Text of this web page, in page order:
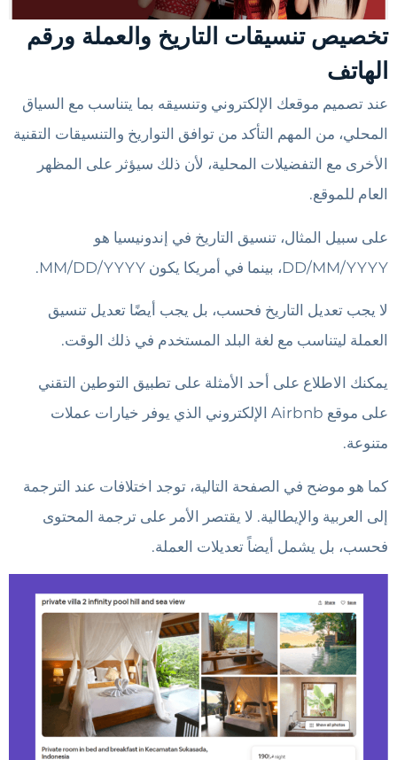
تخصيص تنسيقات التاريخ والعملة ورقم
الهاتف
عند تصميم موقعك الإلكتروني وتنسيقه بما يتناسب مع السياق
المحلي، من المهم التأكد من توافق التواريخ والتنسيقات التقنية
الأخرى مع التفضيلات المحلية، لأن ذلك سيؤثر على المظهر
العام للموقع.
على سبيل المثال، تنسيق التاريخ في إندونيسيا هو
DD/MM/YYYY، بينما في أمريكا يكون MM/DD/YYYY.
لا يجب تعديل التاريخ فحسب، بل يجب أيضًا تعديل تنسيق
العملة ليتناسب مع لغة البلد المستخدم في ذلك الوقت.
يمكنك الاطلاع على أحد الأمثلة على تطبيق التوطين التقني
على موقع Airbnb الإلكتروني الذي يوفر خيارات عملات
متنوعة.
كما هو موضح في الصفحة التالية، توجد اختلافات عند الترجمة
إلى العربية والإيطالية. لا يقتصر الأمر على ترجمة المحتوى
فحسب، بل يشمل أيضاً تعديلات العملة.